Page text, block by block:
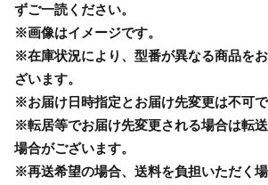
ずご一読ください。
※画像はイメージです。
※在庫状況により、型番が異なる商品を
ざいます。
※お届け日時指定とお届け先変更は不可で
※転居等でお届け先変更される場合は転
場合がございます。
※再送希望の場合、送料を負担いただく場